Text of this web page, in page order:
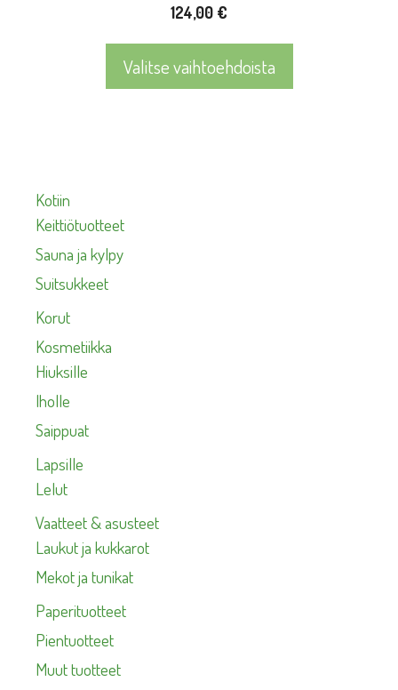
124,00 €
Valitse vaihtoehdoista
Kotiin
Keittiötuotteet
Sauna ja kylpy
Suitsukkeet
Korut
Kosmetiikka
Hiuksille
Iholle
Saippuat
Lapsille
Lelut
Vaatteet & asusteet
Laukut ja kukkarot
Mekot ja tunikat
Paperituotteet
Pientuotteet
Muut tuotteet